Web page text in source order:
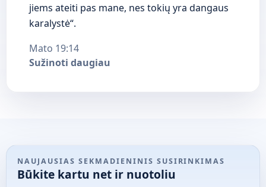
jiems ateiti pas mane, nes tokių yra dangaus
karalystė“.
Mato 19:14
Sužinoti daugiau
NAUJAUSIAS SEKMADIENINIS SUSIRINKIMAS
Būkite kartu net ir nuotoliu